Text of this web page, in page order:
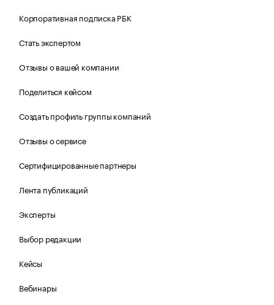
Корпоративная подписка РБК
Стать экспертом
Отзывы о вашей компании
Поделиться кейсом
Создать профиль группы компаний
Отзывы о сервисе
Сертифицированные партнеры
Лента публикаций
Эксперты
Выбор редакции
Кейсы
Вебинары